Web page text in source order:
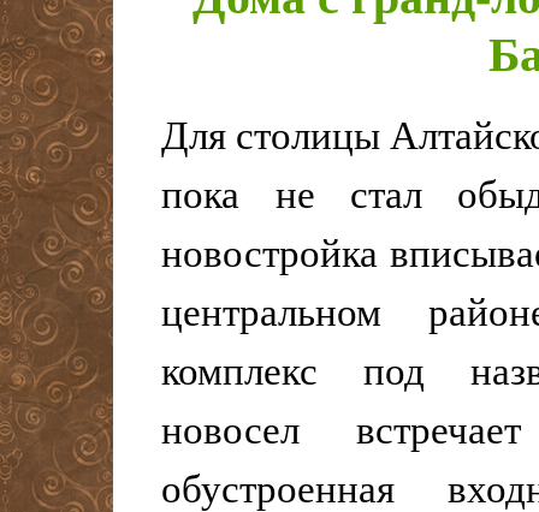
Для столицы
пока не стал
новостройка
центральном
комплекс под
новосел
обустроенная